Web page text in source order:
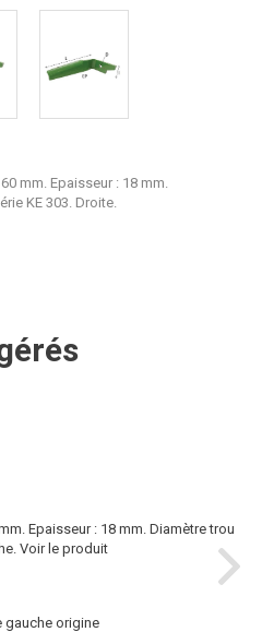
mm. Epaisseur : 18 mm.
KE 303. Droite.
Epaisseur : 18 mm. Diamètre trou
Voir le produit
gauche origine